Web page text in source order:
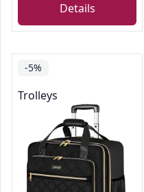
Details
-5%
Trolleys